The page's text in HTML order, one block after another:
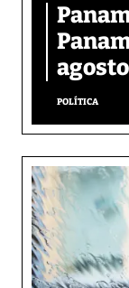
agosto
POLÍTICA